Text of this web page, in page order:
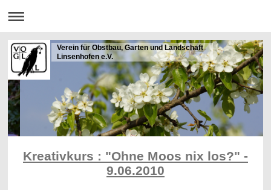
Verein für Obstbau, Garten und Landschaft
Linsenhofen e.V.
Kreativkurs : "Ohne Moos nix los?" -
9.06.2010